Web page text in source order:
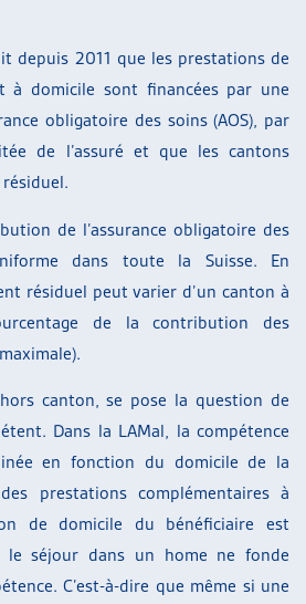
depuis 2011 que les prestations de
à domicile sont financées par une
obligatoire des soins (AOS), par
de l’assuré et que les cantons
de l’assurance obligatoire des
dans toute la Suisse. En
résiduel peut varier d’un canton à
de la contribution des
canton, se pose la question de
Dans la LAMal, la compétence
en fonction du domicile de la
des prestations complémentaires à
de domicile du bénéficiaire est
le séjour dans un home ne fonde
C’est-à-dire que même si une